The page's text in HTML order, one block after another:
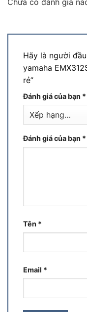
Chưa có đánh giá
Hãy là người
yamaha
rẻ”
Đánh giá của bạn *
Đánh giá của bạn *
Tên *
Email *